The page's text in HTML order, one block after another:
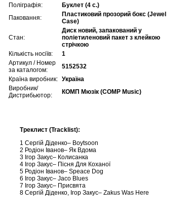
Поліграфія:
Буклет (4 с.)
Паковання:
Пластиковий прозорий бокс (Jewel
Case)
Стан:
Диск новий, запакований у
поліетиленовий пакет з клейкою
стрічкою
Кількість носіїв:
1
Артикул / Номер
за каталогом:
5152532
Країна виробник: Україна
Виробник/
Дистрибьютор:
КОМП Мюзік (COMP Music)
Треклист (Tracklist):
1 Сергій Діденко– Boytsoon
2 Родіон Іванов– Як Вдома
3 Ігор Закус– Колисанка
4 Ігор Закус– Пісня Для Коханої
5 Родіон Іванов– Speace Dog
6 Ігор Закус– Jaco Blues
7 Ігор Закус– Присвята
8 Сергій Діденко, Ігор Закус– Zakus Was Here